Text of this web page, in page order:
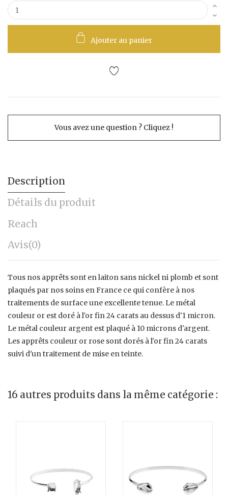
Ajouter au panier
Vous avez une question ? Cliquez !
Description
Détails du produit
Reach
Avis(0)
Tous nos apprêts sont en laiton sans nickel ni plomb et sont
plaqués par nos soins en France ce qui confère à nos
traitements de surface une excellente tenue. Le métal
couleur or est doré à l'or fin 24 carats au dessus d'1 micron.
Le métal couleur argent est plaqué à 10 microns d'argent.
Les apprêts couleur or rose sont dorés à l'or fin 24 carats
suivi d'un traitement de mise en teinte.
16 autres produits dans la même catégorie :